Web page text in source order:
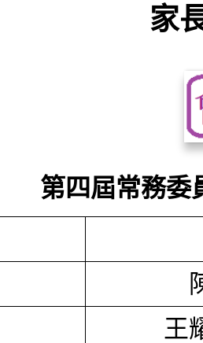
家
第四屆常務委
王